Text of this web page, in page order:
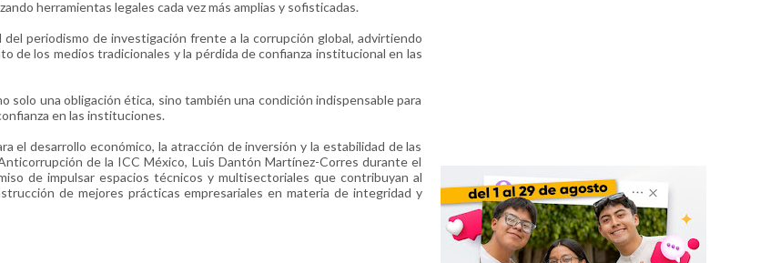
herramientas legales cada vez más amplias y sofisticadas.
periodismo de investigación frente a la corrupción global, advirtiendo
de los medios tradicionales y la pérdida de confianza institucional en las
una obligación ética, sino también una condición indispensable para
en las instituciones.
el desarrollo económico, la atracción de inversión y la estabilidad de las
de la ICC México, Luis Dantón Martínez-Corres durante el
de impulsar espacios técnicos y multisectoriales que contribuyan al
de mejores prácticas empresariales en materia de integridad y